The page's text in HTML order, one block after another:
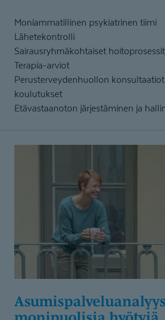
Moniammatillinen psykiatrinen tiimi
Lähetekontrolli
Sairausryhmäkohtaiset hoitoprosessit
Terapia-arviot
Perusterveydenhuollon
koulutukset
Etävastaanoton järjestäminen ja
Asumispal­ve­lua­na­lyysillä